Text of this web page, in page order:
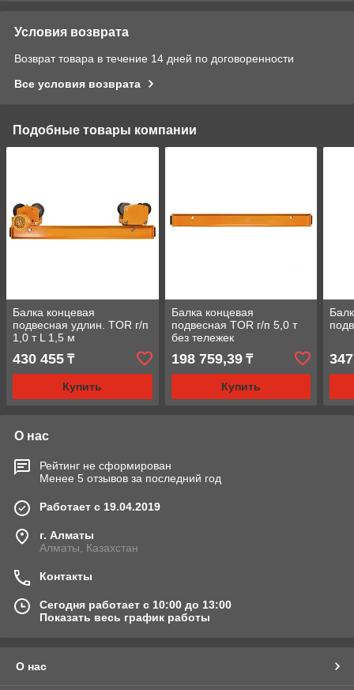
Условия возврата
Возврат товара в течение 14 дней по договоренности
Все условия возврата
Подобные товары компании
Балка концевая
подвесная удлин. TOR г/п
1,0 т L 1,5 м
430 455 ₸
Купить
Балка концевая
подвесная TOR г/п 5,0 т
без тележек
198 759,39₸
Купить
О нас
Рейтинг не сформирован
Менее 5 отзывов за последний год
Работает с 19.04.2019
г. Алматы
Алматы, Казахстан
Контакты
Сегодня работает с 10:00 до 13:00
Показать весь график работы
О нас